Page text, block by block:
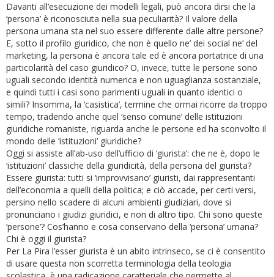
Davanti all’esecuzione dei modelli legali, può ancora dirsi che la
‘persona’ è riconosciuta nella sua peculiarità? Il valore della
persona umana sta nel suo essere differente dalle altre persone?
E, sotto il profilo giuridico, che non è quello ne’ dei social ne’ del
marketing, la persona è ancora tale ed è ancora portatrice di una
particolarità del caso giuridico? O, invece, tutte le persone sono
uguali secondo identità numerica e non uguaglianza sostanziale,
e quindi tutti i casi sono parimenti uguali in quanto identici o
simili? Insomma, la ‘casistica’, termine che ormai ricorre da troppo
tempo, tradendo anche quel ‘senso comune’ delle istituzioni
giuridiche romaniste, riguarda anche le persone ed ha sconvolto il
mondo delle ‘istituzioni’ giuridiche?
Oggi si assiste all’ab-uso dell’ufficio di ‘giurista’: che ne è, dopo le
‘istituzioni’ classiche della giuridicità, della persona del giurista?
Essere giurista: tutti si ‘improvvisano’ giuristi, dai rappresentanti
dell’economia a quelli della politica; e ciò accade, per certi versi,
persino nello scadere di alcuni ambienti giudiziari, dove si
pronunciano i giudizi giuridici, e non di altro tipo. Chi sono queste
‘persone’? Cos’hanno e cosa conservano della ‘persona’ umana?
Chi è oggi il giurista?
Per La Pira l’esser giurista è un abito intrinseco, se ci è consentito
di usare questa non scorretta terminologia della teologia